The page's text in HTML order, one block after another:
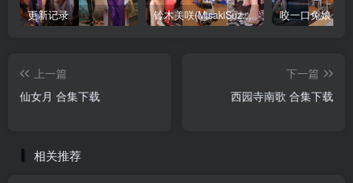
更新记录 铃木美咲(MisakiSuzuki) 合集下载 咬一口兔娘 合
上一篇
仙女月 合集下载
下一篇
西园寺南歌 合集下载
相关推荐